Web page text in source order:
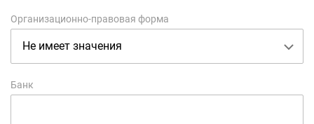
Организационно-правовая форма
Банк